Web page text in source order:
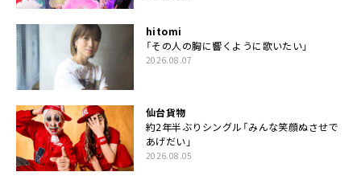
hitomi
「その人の胸に響くように歌いたい」
2026.08.07
仙台貨物
約2年半ぶりシングル「みんな笑顔ぬさせで
あげだい」
2026.08.05